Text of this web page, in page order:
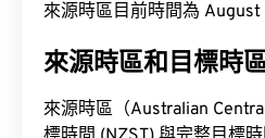
來源時區目前時間為
來源時區和目標時
來源時區（Australian